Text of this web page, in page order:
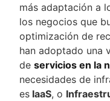
más adaptación a
los negocios que
optimización de
han adoptado una
de servicios en la
necesidades de
es IaaS, o